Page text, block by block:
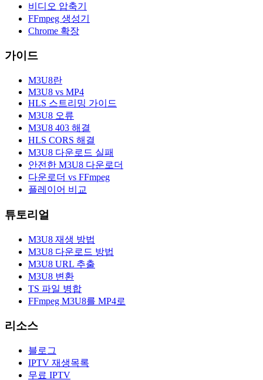
비디오 압축기
FFmpeg 생성기
Chrome 확장
가이드
M3U8란
M3U8 vs MP4
HLS 스트리밍 가이드
M3U8 오류
M3U8 403 해결
HLS CORS 해결
M3U8 다운로드 실패
안전한 M3U8 다운로더
다운로더 vs FFmpeg
플레이어 비교
튜토리얼
M3U8 재생 방법
M3U8 다운로드 방법
M3U8 URL 추출
M3U8 변환
TS 파일 병합
FFmpeg M3U8를 MP4로
리소스
블로그
IPTV 재생목록
무료 IPTV